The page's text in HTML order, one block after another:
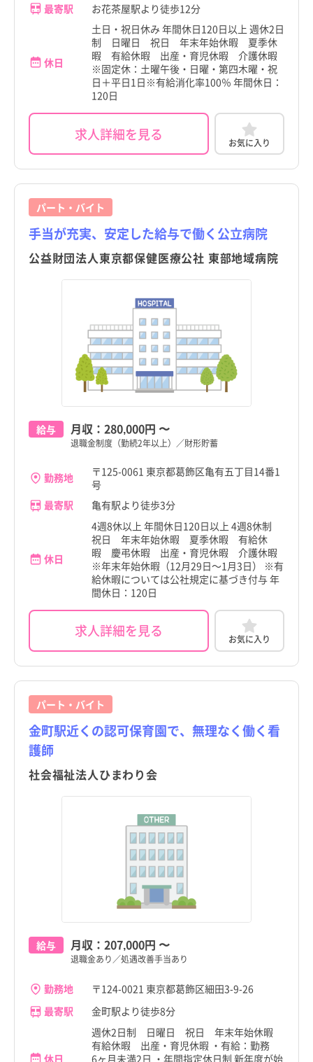
最寄駅
お花茶屋駅より徒歩12分
休日
土日・祝日休み 年間休日120日以上 週休2日
制 日曜日 祝日 年末年始休暇 夏季休
暇 有給休暇 出産・育児休暇 介護休暇
※固定休：土曜午後・日曜・第四木曜・祝
日＋平日1日※有給消化率100％ 年間休日：
120日
求人詳細を見る お気に入り
パート・バイト
手当が充実、安定した給与で働く公立病院
公益財団法人東京都保健医療公社 東部地域病院
給与 月収： 280,000円 〜
退職金制度（勤続2年以上）／財形貯蓄
勤務地
〒125-0061 東京都葛飾区亀有五丁目14番1
号
最寄駅
亀有駅より徒歩3分
休日
4週8休以上 年間休日120日以上 4週8休制
祝日 年末年始休暇 夏季休暇 有給休
暇 慶弔休暇 出産・育児休暇 介護休暇
※年末年始休暇（12月29日～1月3日） ※有
給休暇については公社規定に基づき付与 年
間休日：120日
求人詳細を見る お気に入り
パート・バイト
金町駅近くの認可保育園で、無理なく働く看
護師
社会福祉法人ひまわり会
給与 月収： 207,000円 〜
退職金あり／処遇改善手当あり
勤務地
〒124-0021 東京都葛飾区細田3-9-26
最寄駅
金町駅より徒歩8分
休日
週休2日制 日曜日 祝日 年末年始休暇
有給休暇 出産・育児休暇 ・有給：勤務
6ヶ月未満2日 ・年間指定休日制 新年度が始